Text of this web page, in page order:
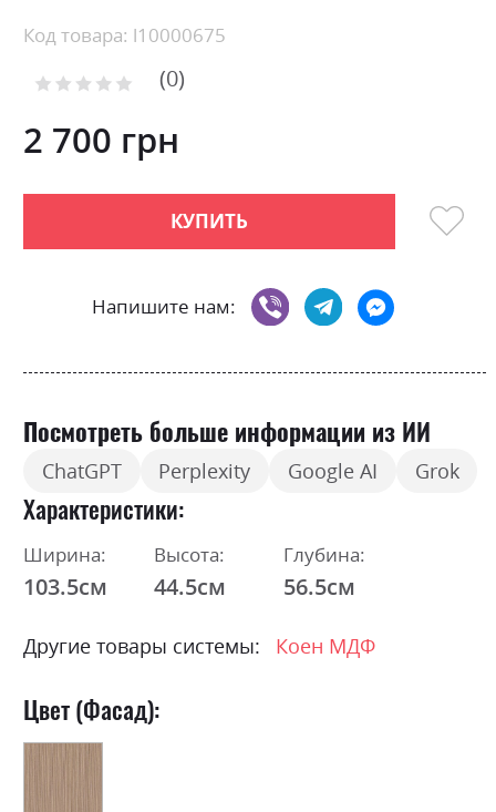
beginning
the
gallery
Код товара: l10000675
Рейтинг: 0
2 700 грн
КУПИТЬ
Напишите нам:
Посмотреть больше информации из ИИ
ChatGPT Perplexity Google AI Grok
Характеристики
Ширина:
103.5см
Высота:
44.5см
Глубина:
56.5см
Другие товары системы: Коен МДФ
Цвет (Фасад):